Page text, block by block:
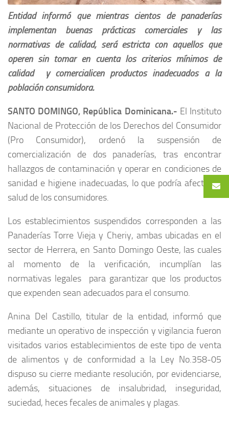
Entidad informó que mientras cientos de panaderías
implementan buenas prácticas comerciales y las
normativas de calidad, será estricta con aquellos que
operen sin tomar en cuenta los criterios mínimos de
calidad y comercialicen productos inadecuados a la
población consumidora.
SANTO DOMINGO, República Dominicana.- El Instituto
Nacional de Protección de los Derechos del Consumidor
(Pro Consumidor), ordenó la suspensión de
comercialización de dos panaderías, tras encontrar
hallazgos de contaminación y operar en condiciones de
sanidad e higiene inadecuadas, lo que podría afectar la
salud de los consumidores.
Los establecimientos suspendidos corresponden a las
Panaderías Torre Vieja y Cheriy, ambas ubicadas en el
sector de Herrera, en Santo Domingo Oeste, las cuales
al momento de la verificación, incumplían las
normativas legales para garantizar que los productos
que expenden sean adecuados para el consumo.
Anina Del Castillo, titular de la entidad, informó que
mediante un operativo de inspección y vigilancia fueron
visitados varios establecimientos de este tipo de venta
de alimentos y de conformidad a la Ley No.358-05
dispuso su cierre mediante resolución, por evidenciarse,
además, situaciones de insalubridad, inseguridad,
suciedad, heces fecales de animales y plagas.